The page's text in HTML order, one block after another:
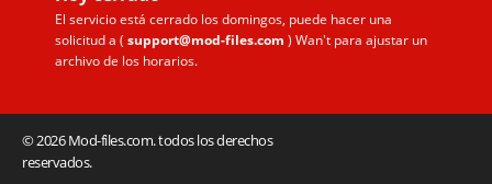
El servicio está cerrado los domingos, puede hacer una
solicitud a ( support@mod-files.com ) Wan't para ajustar un
archivo de los horarios.
© 2026 Mod-files.com. todos los derechos
reservados.